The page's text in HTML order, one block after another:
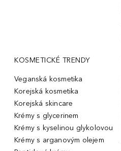
KOSMETICKÉ TRENDY
Veganská kosmetika
Korejská kosmetika
Korejská skincare
Krémy s glycerinem
Krémy s kyselinou glykolovou
Krémy s arganovým olejem